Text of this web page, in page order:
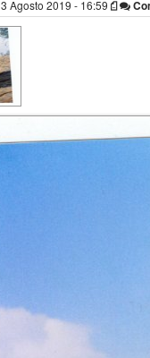
3 Agosto 2019 - 16:59